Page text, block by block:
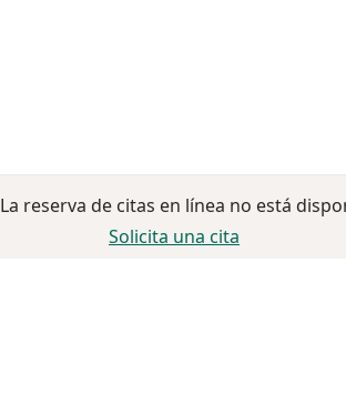
La reserva de citas en línea no está
Solicita una cita